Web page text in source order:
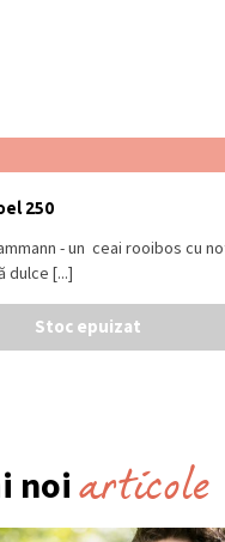
250
- un ceai rooibos cu
dulce [...]
Stoc epuizat
noi articole